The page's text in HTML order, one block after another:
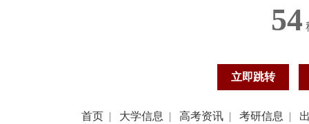
54
立即跳转
首页 | 大学信息 | 高考资讯 | 考研信息 |